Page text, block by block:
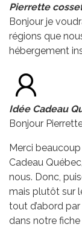
Pierrette
Bonjour je
régions que
hébergement
Idée Cadeau
Bonjour
Merci
Cadeau
nous. Donc,
mais plutôt sur
tout d’abord
dans notre fiche